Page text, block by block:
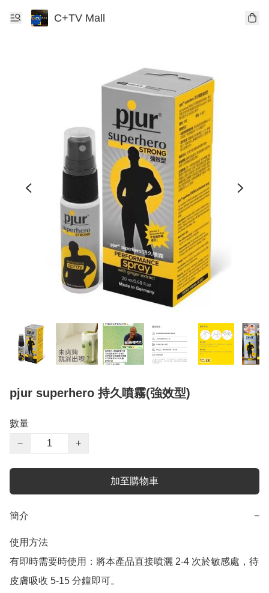
C+TV Mall
pjur superhero 持久噴霧(強效型)
數量
−
+
加至購物車
簡介 −
使用方法
有即時需要時使用：將本產品直接噴灑 2-4 次於敏感處，待
皮膚吸收 5-15 分鐘即可。